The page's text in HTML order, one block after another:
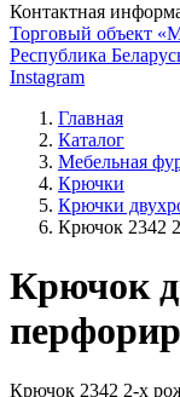
Контактная
Торговый объект
Республика
Instagram
Главная
Каталог
Мебельная
Крючки
Крючки
Крючок 2342
Крючок
Крючок 2342 2-х